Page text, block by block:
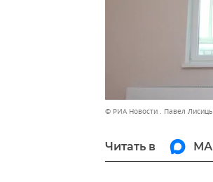
© РИА Новости . Павел
Читать в